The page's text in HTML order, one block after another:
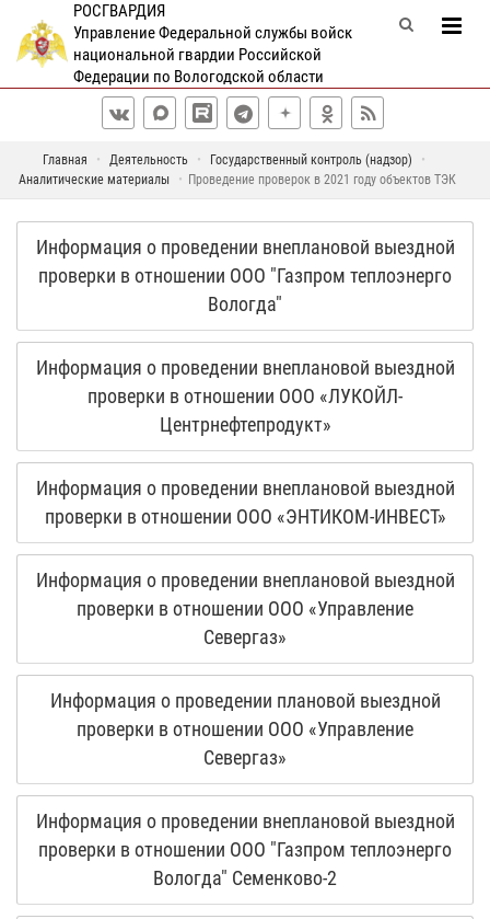
РОСГВАРДИЯ
Управление Федеральной службы войск
национальной гвардии Российской
Федерации по Вологодской области
Главная Деятельность
Государственный контроль (надзор)
Аналитические материалы
Проведение проверок в 2021 году объектов ТЭК
Информация о проведении внеплановой выездной
проверки в отношении ООО "Газпром теплоэнерго
Вологда"
Информация о проведении внеплановой выездной
проверки в отношении ООО «ЛУКОЙЛ-
Центрнефтепродукт»
Информация о проведении внеплановой выездной
проверки в отношении ООО «ЭНТИКОМ-ИНВЕСТ»
Информация о проведении внеплановой выездной
проверки в отношении ООО «Управление
Севергаз»
Информация о проведении плановой выездной
проверки в отношении ООО «Управление
Севергаз»
Информация о проведении внеплановой выездной
проверки в отношении ООО "Газпром теплоэнерго
Вологда" Семенково-2